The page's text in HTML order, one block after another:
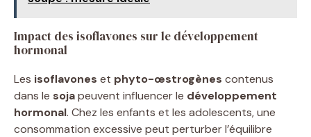
Impact des isoflavones sur le développement
hormonal
Les isoflavones et phyto-œstrogènes contenus
dans le sojapeuvent influencer le développement
hormonal. Chez les enfants et les adolescents, une
consommation excessive peut perturber l’équilibre